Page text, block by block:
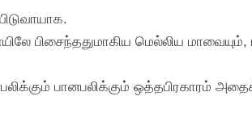
பிசைந்ததுமாகிய மெல்லிய மாவையும்,
பானபலிக்கும் ஒத்தபிரகாரம்